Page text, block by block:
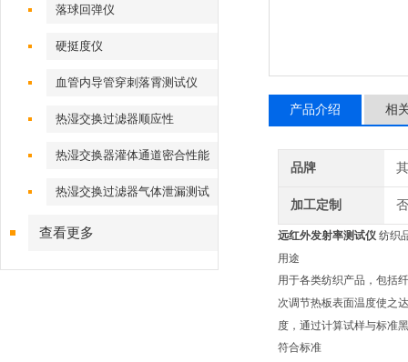
落球回弹仪
硬挺度仪
血管内导管穿刺落霄测试仪
热湿交换过滤器顺应性
热湿交换器灌体通道密合性能
热湿交换过滤器气体泄漏测试
查看更多
产品介绍 相
品牌
加工定制 否
远红外发射率测试仪 纺织
用途
用于各类纺织产品，包括
次调节热板表面温度使之
度，通过计算试样与标准
符合标准